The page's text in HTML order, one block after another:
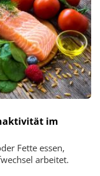
im
Fette essen,
arbeitet.